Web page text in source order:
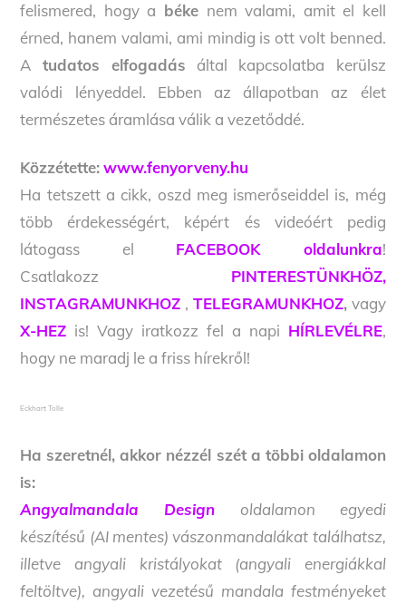
felismered, hogy a békenem valami, amit el kell
érned, hanem valami, ami mindig is ott volt benned.
A tudatos elfogadás által kapcsolatba kerülsz
valódi lényeddel. Ebben az állapotban az élet
természetes áramlása válik a vezetőddé.
Közzétette: www.fenyorveny.hu
Ha tetszett a cikk, oszd meg ismerőseiddel is, még
több érdekességért, képért és videóért pedig
látogass el FACEBOOK oldalunkra!
Csatlakozz PINTERESTÜNKHÖZ,
INSTAGRAMUNKHOZ , TELEGRAMUNKHOZ,vagy
X-HEZ is! Vagy iratkozz fel a napi HÍRLEVÉLRE,
hogy ne maradj le a friss hírekről!
Eckhart Tolle
Ha szeretnél, akkor nézzél szét a többi oldalamon
is:
Angyalmandala Design oldalamon egyedi
készítésű (AI mentes) vászonmandalákat találhatsz,
illetve angyali kristályokat (angyali energiákkal
feltöltve), angyali vezetésű mandala festményeket